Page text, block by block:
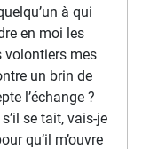
à qui
en moi les
volontiers mes
un brin de
l’échange ?
se tait, vais-je
qu’il m’ouvre